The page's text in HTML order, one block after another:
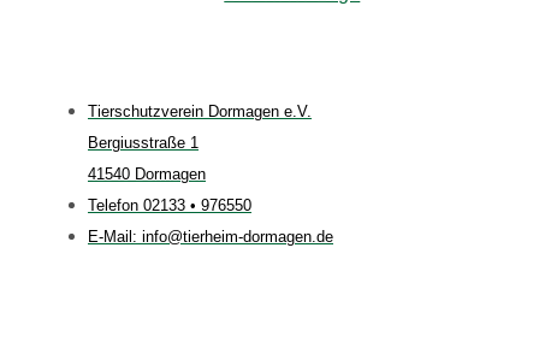
Tierschutzverein Dormagen e.V.
Bergiusstraße 1
41540 Dormagen
Telefon 02133 • 976550
E-Mail: info@tierheim-dormagen.de